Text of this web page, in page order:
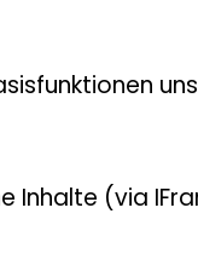
Inhalte (via